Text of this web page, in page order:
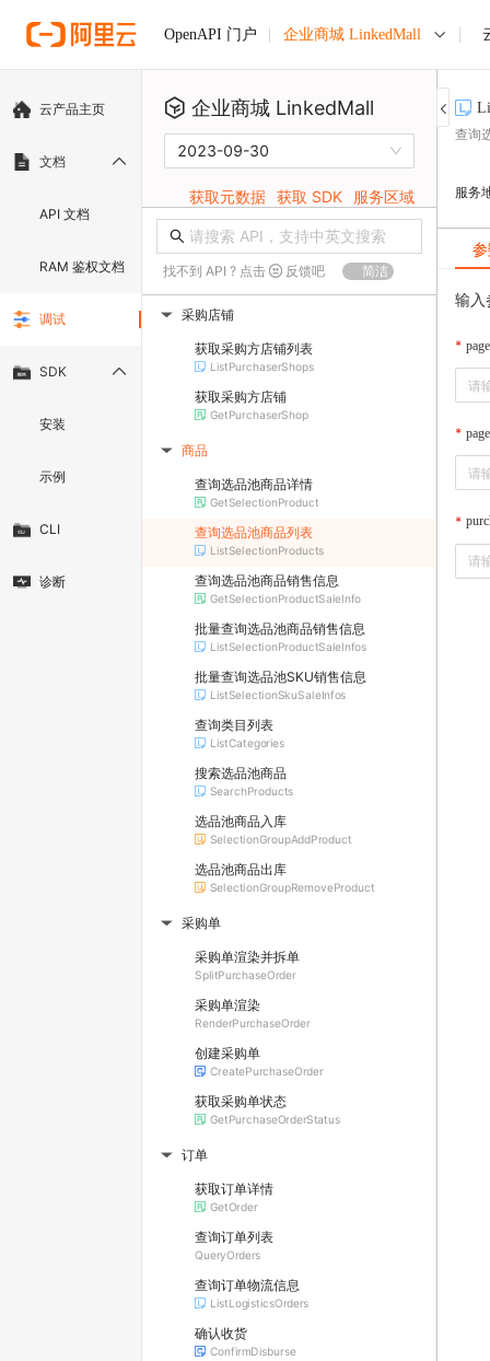
OpenAPI 门户 企业商城 LinkedMall
云产品主页
文档
API 文档
RAM 鉴权文档
调试
SDK
安装
示例
CLI
诊断
企业商城 LinkedMall
2023-09-30
获取元数据 获取 SDK 服务区域
找不到 API ? 点击 反馈吧 简洁
▶ 采购店铺
获取采购方店铺列表
ListPurchaserShops
获取采购方店铺
GetPurchaserShop
▶ 商品
查询选品池商品详情
GetSelectionProduct
查询选品池商品列表
ListSelectionProducts
查询选品池商品销售信息
GetSelectionProductSaleInfo
批量查询选品池商品销售信息
ListSelectionProductSaleInfos
批量查询选品池SKU销售信息
ListSelectionSkuSaleInfos
查询类目列表
ListCategories
搜索选品池商品
SearchProducts
选品池商品入库
SelectionGroupAddProduct
选品池商品出库
SelectionGroupRemoveProduct
▶ 采购单
采购单渲染并拆单
SplitPurchaseOrder
采购单渲染
RenderPurchaseOrder
创建采购单
CreatePurchaseOrder
获取采购单状态
GetPurchaseOrderStatus
▶ 订单
获取订单详情
GetOrder
查询订单列表
QueryOrders
查询订单物流信息
ListLogisticsOrders
确认收货
ConfirmDisburse
查询
服务
输入